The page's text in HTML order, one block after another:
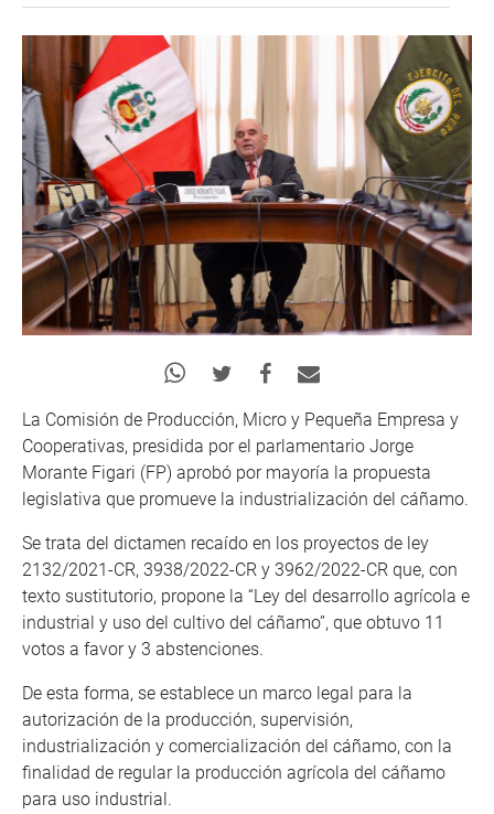
La Comisión de Producción, Micro y Pequeña Empresa y
Cooperativas, presidida por el parlamentario Jorge
Morante Figari (FP) aprobó por mayoría la propuesta
legislativa que promueve la industrialización del cáñamo.
Se trata del dictamen recaído en los proyectos de ley
2132/2021-CR, 3938/2022-CR y 3962/2022-CR que, con
texto sustitutorio, propone la “Ley del desarrollo agrícola e
industrial y uso del cultivo del cáñamo”, que obtuvo 11
votos a favor y 3 abstenciones.
De esta forma, se establece un marco legal para la
autorización de la producción, supervisión,
industrialización y comercialización del cáñamo, con la
finalidad de regular la producción agrícola del cáñamo
para uso industrial.